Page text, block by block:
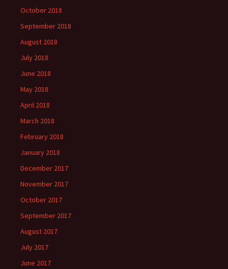
October 2018
September 2018
August 2018
July 2018
June 2018
May 2018
April 2018
March 2018
February 2018
January 2018
December 2017
November 2017
October 2017
September 2017
August 2017
July 2017
June 2017